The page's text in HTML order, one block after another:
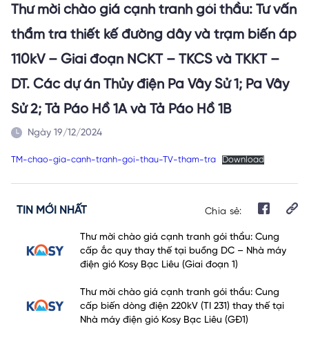
Thư mời chào giá cạnh tranh gói thầu: Tư vấn
thẩm tra thiết kế đường dây và trạm biến áp
110kV – Giai đoạn NCKT – TKCS và TKKT –
DT. Các dự án Thủy điện Pa Vây Sử 1; Pa Vây
Sử 2; Tả Páo Hồ 1A và Tả Páo Hồ 1B
Ngày 19/12/2024
TM-chao-gia-canh-tranh-goi-thau-TV-tham-tra Download
Chia sẻ:
TIN MỚI NHẤT
Thư mời chào giá cạnh tranh gói thầu: Cung
cấp ắc quy thay thế tại buồng DC – Nhà máy
điện gió Kosy Bạc Liêu (Giai đoạn 1)
Thư mời chào giá cạnh tranh gói thầu: Cung
cấp biến dòng điện 220kV (TI 231) thay thế tại
Nhà máy điện gió Kosy Bạc Liêu (GĐ1)